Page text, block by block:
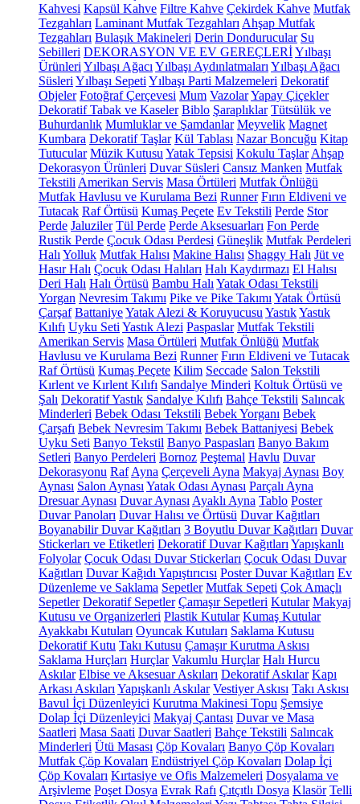
Kahvesi Kapsül Kahve Filtre Kahve Çekirdek Kahve Mutfak
Tezgahları Laminant Mutfak Tezgahları Ahşap Mutfak
Tezgahları Bulaşık Makineleri Derin Dondurucular Su
Sebilleri DEKORASYON VE EV GEREÇLERİYılbaşı
Ürünleri Yılbaşı Ağacı Yılbaşı Aydınlatmaları Yılbaşı Ağacı
Süsleri Yılbaşı Sepeti Yılbaşı Parti Malzemeleri Dekoratif
Objeler Fotoğraf Çerçevesi Mum VazolarYapay Çiçekler
Dekoratif Tabak ve Kaseler Biblo Şaraplıklar Tütsülük ve
Buhurdanlık Mumluklar ve Şamdanlar Meyvelik Magnet
Kumbara Dekoratif Taşlar Kül Tablası Nazar Boncuğu Kitap
Tutucular Müzik Kutusu Yatak Tepsisi Kokulu Taşlar Ahşap
Dekorasyon Ürünleri Duvar Süsleri Cansız Manken Mutfak
Tekstili Amerikan Servis Masa Örtüleri Mutfak Önlüğü
Mutfak Havlusu ve Kurulama Bezi Runner Fırın Eldiveni ve
Tutacak Raf Örtüsü Kumaş Peçete Ev Tekstili Perde Stor
Perde Jaluziler Tül Perde Perde Aksesuarları Fon Perde
Rustik Perde Çocuk Odası Perdesi Güneşlik Mutfak Perdeleri
Halı Yolluk Mutfak Halısı Makine Halısı Shaggy Halı Jüt ve
Hasır Halı Çocuk Odası Halıları Halı Kaydırmazı El Halısı
Deri Halı Halı Örtüsü Bambu Halı Yatak Odası Tekstili
Yorgan Nevresim Takımı Pike ve Pike Takımı Yatak Örtüsü
Çarşaf BattaniyeYatak Alezi & Koruyucusu YastıkYastık
Kılıfı Uyku Seti Yastık Alezi Paspaslar Mutfak Tekstili
Amerikan Servis Masa Örtüleri Mutfak Önlüğü Mutfak
Havlusu ve Kurulama Bezi Runner Fırın Eldiveni ve Tutacak
Raf Örtüsü Kumaş Peçete Kilim Seccade Salon Tekstili
Kırlent ve Kırlent Kılıfı Sandalye Minderi Koltuk Örtüsü ve
Şalı Dekoratif Yastık Sandalye Kılıfı Bahçe Tekstili Salıncak
Minderleri Bebek Odası Tekstili Bebek Yorganı Bebek
Çarşafı Bebek Nevresim Takımı Bebek Battaniyesi Bebek
Uyku Seti Banyo Tekstil Banyo Paspasları Banyo Bakım
Setleri Banyo Perdeleri Bornoz Peştemal Havlu Duvar
Dekorasyonu Raf Ayna Çerçeveli Ayna Makyaj Aynası Boy
Aynası Salon Aynası Yatak Odası Aynası Parçalı Ayna
Dresuar Aynası Duvar Aynası Ayaklı Ayna Tablo Poster
Duvar Panoları Duvar Halısı ve Örtüsü Duvar Kağıtları
Boyanabilir Duvar Kağıtları 3 Boyutlu Duvar Kağıtları Duvar
Stickerları ve Etiketleri Dekoratif Duvar Kağıtları Yapışkanlı
Folyolar Çocuk Odası Duvar Stickerları Çocuk Odası Duvar
Kağıtları Duvar Kağıdı Yapıştırıcısı Poster Duvar Kağıtları Ev
Düzenleme ve Saklama Sepetler Mutfak Sepeti Çok Amaçlı
Sepetler Dekoratif Sepetler Çamaşır Sepetleri Kutular Makyaj
Kutusu ve Organizerleri Plastik Kutular Kumaş Kutular
Ayakkabı Kutuları Oyuncak Kutuları Saklama Kutusu
Dekoratif Kutu Takı Kutusu Çamaşır Kurutma Askısı
Saklama Hurçları Hurçlar Vakumlu Hurçlar Halı Hurcu
Askılar Elbise ve Aksesuar Askıları Dekoratif Askılar Kapı
Arkası Askıları Yapışkanlı Askılar Vestiyer Askısı Takı Askısı
Bavul İçi Düzenleyici Kurutma Makinesi Topu Şemsiye
Dolap İçi Düzenleyici Makyaj Çantası Duvar ve Masa
Saatleri Masa Saati Duvar Saatleri Bahçe Tekstili Salıncak
Minderleri Ütü Masası Çöp Kovaları Banyo Çöp Kovaları
Mutfak Çöp Kovaları Endüstriyel Çöp Kovaları Dolap İçi
Çöp Kovaları Kırtasiye ve Ofis Malzemeleri Dosyalama ve
Arşivleme Poşet Dosya Evrak Rafı Çıtçıtlı Dosya Klasör Telli